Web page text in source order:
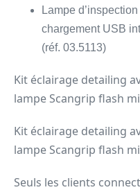
Lampe
chargement USB
(réf. 03.5113)
Kit éclairage detailing
lampe Scangrip flash
Kit éclairage detailing
lampe Scangrip flash
Seuls les clients